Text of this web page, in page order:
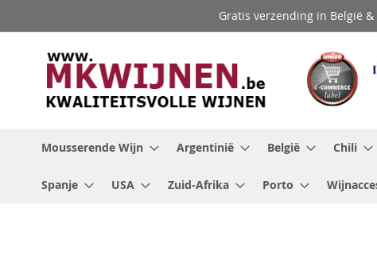
naar
inhoud
Gratis verzending in België
Mousserende Wijn Argentinië België Chili
Spanje USA Zuid-Afrika Porto